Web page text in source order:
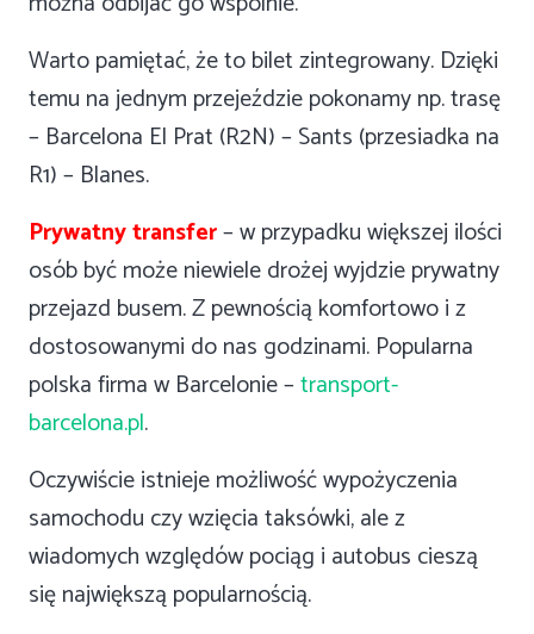
Warto pamiętać, że to bilet zintegrowany. Dzięki
temu na jednym przejeździe pokonamy np. trasę
– Barcelona El Prat (R2N) – Sants (przesiadka na
R1) – Blanes.
Prywatny transfer– w przypadku większej ilości
osób być może niewiele drożej wyjdzie prywatny
przejazd busem. Z pewnością komfortowo i z
dostosowanymi do nas godzinami. Popularna
polska firma w Barcelonie –transport-
barcelona.pl.
Oczywiście istnieje możliwość wypożyczenia
samochodu czy wzięcia taksówki, ale z
wiadomych względów pociąg i autobus cieszą
się największą popularnością.